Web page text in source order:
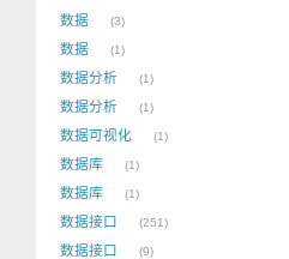
数据 3
数据 1
数据分析 1
数据分析 1
数据可视化 1
数据库 1
数据库 1
数据接口 251
数据接口 9